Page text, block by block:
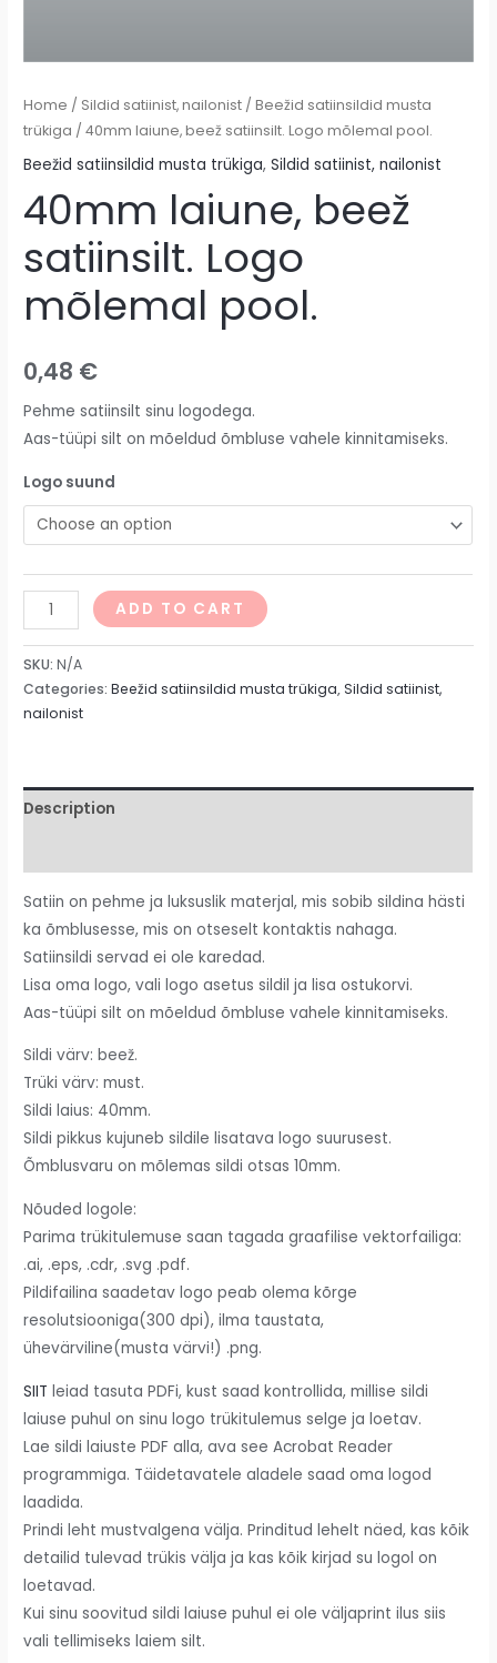
Home / Sildid satiinist, nailonist /Beežid satiinsildid musta
trükiga / 40mm laiune, beež satiinsilt. Logo mõlemal pool.
Beežid satiinsildid musta trükiga,Sildid satiinist, nailonist
40mm laiune, beež
satiinsilt. Logo
mõlemal pool.
0,48 €
Pehme satiinsilt sinu logodega.
Aas-tüüpi silt on mõeldud õmbluse vahele kinnitamiseks.
Logo suund
ADD TO CART
SKU:N/A
Categories:Beežid satiinsildid musta trükiga,Sildid satiinist,
nailonist
Description
Satiin on pehme ja luksuslik materjal, mis sobib sildina hästi
ka õmblusesse, mis on otseselt kontaktis nahaga.
Satiinsildi servad ei ole karedad.
Lisa oma logo, vali logo asetus sildil ja lisa ostukorvi.
Aas-tüüpi silt on mõeldud õmbluse vahele kinnitamiseks.
Sildi värv: beež.
Trüki värv: must.
Sildi laius: 40mm.
Sildi pikkus kujuneb sildile lisatava logo suurusest.
Õmblusvaru on mõlemas sildi otsas 10mm.
Nõuded logole:
Parima trükitulemuse saan tagada graafilise vektorfailiga:
.ai, .eps, .cdr, .svg .pdf.
Pildifailina saadetav logo peab olema kõrge
resolutsiooniga(300 dpi), ilma taustata,
ühevärviline(musta värvi!) .png.
SIIT leiad tasuta PDFi, kust saad kontrollida, millise sildi
laiuse puhul on sinu logo trükitulemus selge ja loetav.
Lae sildi laiuste PDF alla, ava see Acrobat Reader
programmiga. Täidetavatele aladele saad oma logod
laadida.
Prindi leht mustvalgena välja. Prinditud lehelt näed, kas kõik
detailid tulevad trükis välja ja kas kõik kirjad su logol on
loetavad.
Kui sinu soovitud sildi laiuse puhul ei ole väljaprint ilus siis
vali tellimiseks laiem silt.